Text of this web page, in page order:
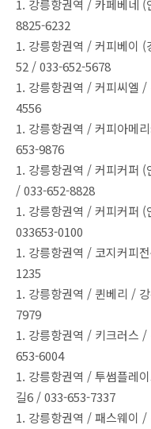
1. 강릉항권역 / 카페베네
8825-6232
1. 강릉항권역 / 커피베이
52 / 033-652-5678
1. 강릉항권역 / 커피씨엘
4556
1. 강릉항권역 / 커피아메
653-9876
1. 강릉항권역 / 커피커퍼
/ 033-652-8828
1. 강릉항권역 / 커피커퍼
033653-0100
1. 강릉항권역 / 코지커피
1235
1. 강릉항권역 / 퀸베리 /
7979
1. 강릉항권역 / 키크러스
653-6004
1. 강릉항권역 / 투썸플레
길6 / 033-653-7337
1. 강릉항권역 / 패스웨이